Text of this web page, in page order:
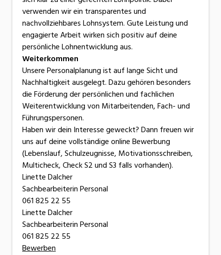
verwenden wir ein transparentes und
nachvollziehbares Lohnsystem. Gute Leistung und
engagierte Arbeit wirken sich positiv auf deine
persönliche Lohnentwicklung aus.
Weiterkommen
Unsere Personalplanung ist auf lange Sicht und
Nachhaltigkeit ausgelegt. Dazu gehören besonders
die Förderung der persönlichen und fachlichen
Weiterentwicklung von Mitarbeitenden, Fach- und
Führungspersonen.
Haben wir dein Interesse geweckt? Dann freuen wir
uns auf deine vollständige online Bewerbung
(Lebenslauf, Schulzeugnisse, Motivationsschreiben,
Multicheck, Check S2 und S3 falls vorhanden).
Linette Dalcher
Sachbearbeiterin Personal
061 825 22 55
Linette Dalcher
Sachbearbeiterin Personal
061 825 22 55
Bewerben